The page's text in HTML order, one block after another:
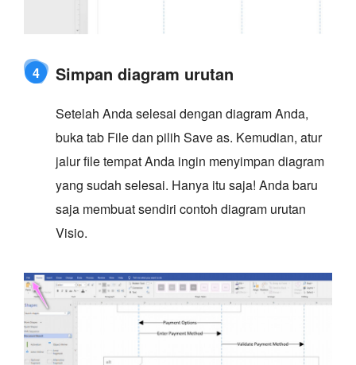
4 Simpan diagram urutan
Setelah Anda selesai dengan diagram Anda,
buka tab File dan pilih Save as. Kemudian, atur
jalur file tempat Anda ingin menyimpan diagram
yang sudah selesai. Hanya itu saja! Anda baru
saja membuat sendiri contoh diagram urutan
Visio.